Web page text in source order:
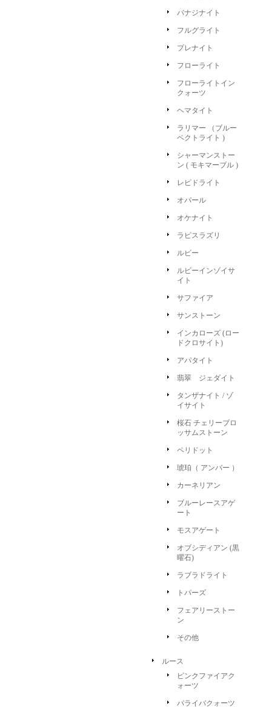
バナジナイト
フルグライト
プレナイト
フローライト
フローライトイン
クォーツ
ヘマタイト
ラリマー （ブルー
ペクトライト )
シャーマンストー
ン ( モキマーブル )
レピドライト
オパール
オケナイト
ラピスラズリ
ルビー
ルビーインゾイサ
イト
サファイア
サンストーン
インカローズ (ロー
ドクロサイト)
アパタイト
翡翠 ジェダイト
タンザナイト / ゾ
イサイト
桜石 チェリーブロ
ッサムストーン
ペリドット
琥珀（ アンバー ）
カーネリアン
ブルーレースアゲ
ート
モスアゲート
オブシディアン (黒
曜石)
ラブラドライト
トパーズ
フェアリーストー
ン
その他
ルース
ピンクファイアク
ォーツ
パライバクォーツ